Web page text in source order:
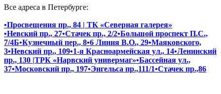
Все адреса в Петербурге:
•Просвещения пр., 84 | ТК «Северная галерея»
•Невский пр., 27•Стачек пр., 2/2•Большой проспект П.С.,
7/4Б•Кузнечный пер., 8•6 Линия В.О., 29•Маяковского,
3•Невский пр., 109•1-я Красноармейская ул., 14•Ленинский
пр., 130 |ТРК «Нарвский универмаг»•Бассейная ул.,
37•Московский пр., 197•Энгельса пр.,111/1•Стачек пр.,86